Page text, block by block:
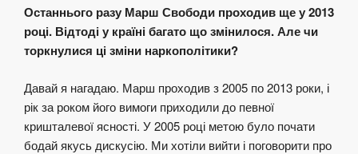
Останнього разу Марш Свободи проходив ще у 2013
році. Відтоді у країні багато що змінилося. Але чи
торкнулися ці зміни наркополітики?
Давай я нагадаю. Марш проходив з 2005 по 2013 роки, і
рік за роком його вимоги приходили до певної
кришталевої ясності. У 2005 році метою було почати
бодай якусь дискусію. Ми хотіли вийти і поговорити про